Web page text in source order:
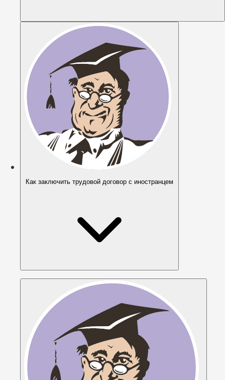
Как заключить трудовой договор с иностранцем